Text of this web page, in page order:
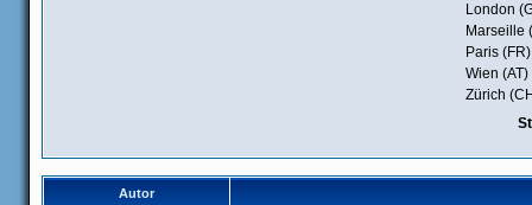
London
Marseille
Paris (FR)
Wien (AT)
Zürich
Autor